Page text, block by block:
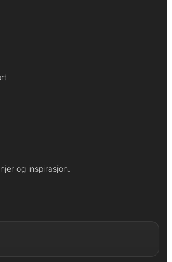
og inspirasjon.